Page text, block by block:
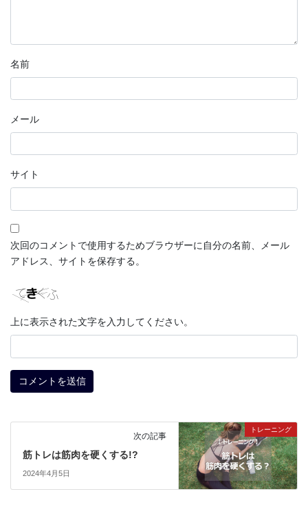
名前
メール
サイト
次回のコメントで使用するためブラウザーに自分の名前、メール
アドレス、サイトを保存する。
上に表示された文字を入力してください。
トレーニング
次の記事
筋トレは筋肉を硬くする!?
2024年4月5日